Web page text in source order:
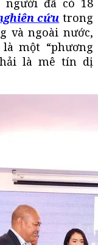
người đã có 18
cứu trong
và ngoài nước,
một “phương
là mê tín dị